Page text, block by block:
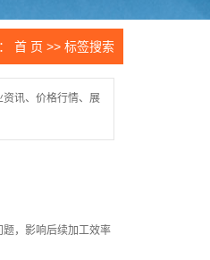
首 页 >> 标签搜索
资讯、价格行情、展
，影响后续加工效率